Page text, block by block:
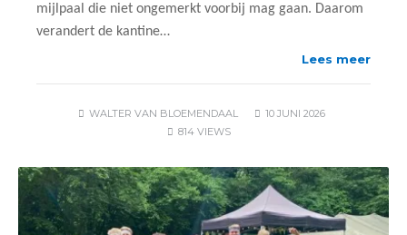
mijlpaal die niet ongemerkt voorbij mag gaan. Daarom
verandert de kantine…
Lees meer
WALTER VAN BLOEMENDAAL
10 JUNI 2026
814 VIEWS